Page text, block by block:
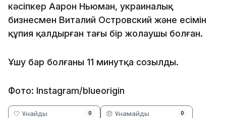
кәсіпкер Аарон Ньюман, украиналық
бизнесмен Виталий Островский және есімін
құпия қалдырған тағы бір жолаушы болған.
Ұшу бар болғаны 11 минутқа созылды.
Фото: Instagram/blueorigin
🤍 Ұнайды 0 😞 Ұнамайды 0